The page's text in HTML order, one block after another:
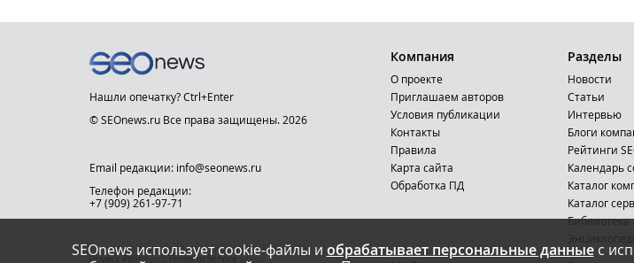
SEOnews использует cookie-файлы и обрабатывает персональные данныес
Нашли опечатку? Ctrl+Enter
© SEOnews.ru Все права защищены. 2026
Email редакции: info@seonews.ru
Телефон редакции:
+7 (909) 261-97-71
This site is protected by reCAPTCHA and the Google
Privacy Policyand Terms of Serviceapply.
Компания
О проекте
Приглашаем авторов
Условия публикации
Контакты
Правила
Карта сайта
Обработка ПД
Разделы
Новости
Статьи
Интервью
Блоги
Рейтинги
Календарь
Каталог
Каталог
Библиотека